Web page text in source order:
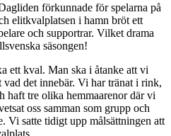
förkunnade för spelarna på
elitkvalplatsen i hamn bröt ett
och supportrar. Vilket drama
säsongen!
ett kval. Man ska i åtanke att vi
det innebär. Vi har tränat i rink,
haft tre olika hemmaarenor där vi
oss samman som grupp och
Vi satte tidigt upp målsättningen att